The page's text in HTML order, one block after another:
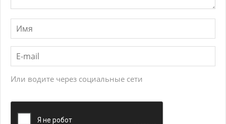
Или водите через социальные сети